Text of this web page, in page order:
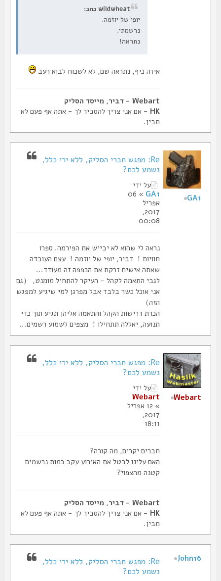
wildwheat כתב:
יופי של יוזמה.
נרשמתי.
נתראה!
איזה כיף, נתראה שם, לא לשכוח לבוא רעב
Webart - דביר, מייסד הסליק
- אם אני צריך להסביר לך - אתה אף פעם לא
תבין.
Re: מפגש חברי הסליק, ללא ירי כלל,
נשמע לכם?
על ידי
» 06
אפריל
2017,
00:08
נראה לי שהוא לא יבייש את הפירמה. ספרו
חוויות！ דביר, יופי של יוזמה！ עצם העובדה
שאתה אישית זרקת את הכפפה זה מעודד...
לגבי התאמה לקהל - העיקר להתחיל מומנט, （גם
אני אוכל כשר בלבד אבל מפרגן למי שיגיע למפגש
הזה）
הכרת דרישות הקהל והתאמה אליהן תגיע תוך כדי
תנועה, יאללה תתחילו！ מצפים לשמוע רשמים...
Re: מפגש חברי הסליק, ללא ירי כלל,
נשמע לכם?
על ידי
Webart
» 12 אפריל
2017,
חברים יקרים, מה קורה?
האם עלינו לבטל את האירוע עקב כמות נרשמים
קטנה מהצפוי?
Webart - דביר, מייסד הסליק
- אם אני צריך להסביר לך - אתה אף פעם לא
תבין.
Webart
Re: מפגש חברי הסליק, ללא ירי כלל,
נשמע לכם?
John16